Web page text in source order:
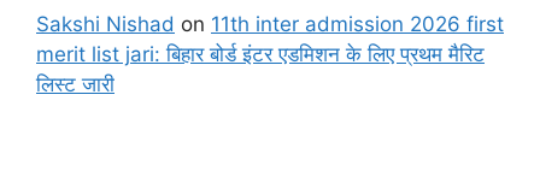
Sakshi Nishad on 11th inter admission 2026 first
merit list jari: बिहार बोर्ड इंटर एडमिशन के लिए प्रथम मैरिट
लिस्ट जारी